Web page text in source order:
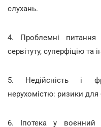
слухань.
4. Проблемні питання
сервітуту, суперфіцію та
5. Недійсність і
нерухомістю: ризики для
6. Іпотека у